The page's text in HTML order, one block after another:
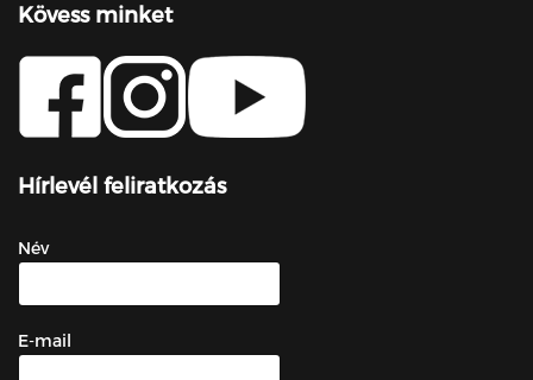
Kövess minket
Hírlevél feliratkozás
Név
E-mail